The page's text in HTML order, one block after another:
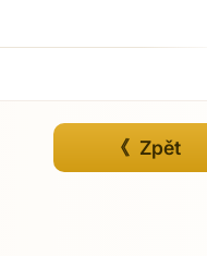
《 Zpět